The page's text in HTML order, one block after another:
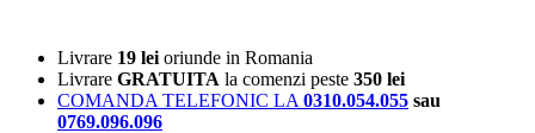
Livrare 19 lei oriunde in Romania
Livrare GRATUITA la comenzi peste 350 lei
COMANDA TELEFONIC LA 0310.054.055 sau
0769.096.096